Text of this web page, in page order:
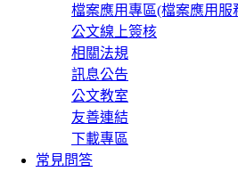
檔案應用專區(檔案應用服
公文線上簽核
相關法規
訊息公告
公文教室
友善連結
下載專區
常見問答